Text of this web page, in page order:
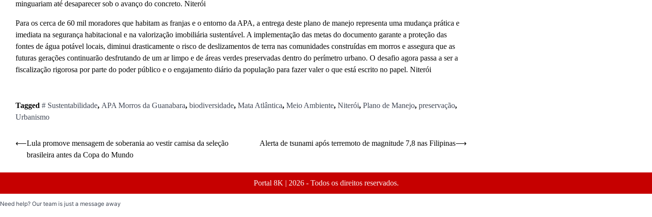
minguariam até desaparecer sob o avanço do concreto. Niterói
Para os cerca de 60 mil moradores que habitam as franjas e o entorno da APA, a entrega deste plano de manejo representa uma mudança prática e
imediata na segurança habitacional e na valorização imobiliária sustentável. A implementação das metas do documento garante a proteção das
fontes de água potável locais, diminui drasticamente o risco de deslizamentos de terra nas comunidades construídas em morros e assegura que as
futuras gerações continuarão desfrutando de um ar limpo e de áreas verdes preservadas dentro do perímetro urbano. O desafio agora passa a ser a
fiscalização rigorosa por parte do poder público e o engajamento diário da população para fazer valer o que está escrito no papel. Niterói
Tagged # Sustentabilidade, APA Morros da Guanabara, biodiversidade, Mata Atlântica, Meio Ambiente, Niterói, Plano de Manejo, preservação,
Urbanismo
Navegação
Post
⟵Lula promove mensagem de soberania ao vestir camisa da seleção
brasileira antes da Copa do Mundo
Alerta de tsunami após terremoto de magnitude 7,8 nas Filipinas⟶
Portal 8K | 2026 - Todos os direitos reservados.
Need help? Our team is just a message away